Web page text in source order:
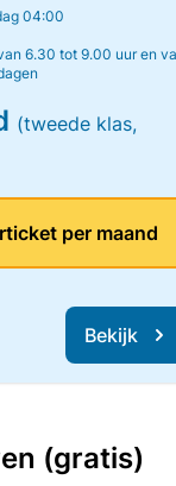
04:00
6.30 tot 9.00 uur en
(tweede klas,
per maand
Bekijk
(gratis)